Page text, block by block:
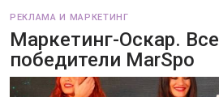
РЕКЛАМА И МАРКЕТИНГ
Маркетинг-Оскар. Все
победители MarSpo